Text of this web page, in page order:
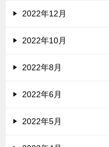
2022年12月
2022年10月
2022年8月
2022年6月
2022年5月